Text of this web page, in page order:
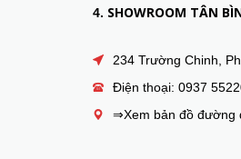
4. SHOWROOM TÂN
234 Trường Chinh,
Điện thoại: 0937
⇒Xem bản đồ đường